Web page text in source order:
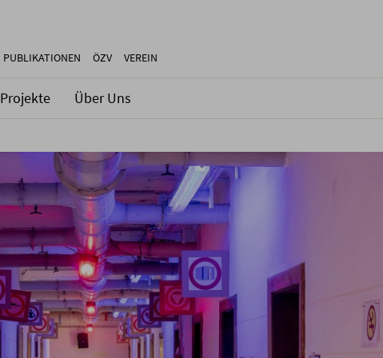
PUBLIKATIONEN ÖZV VEREIN
Projekte Über Uns